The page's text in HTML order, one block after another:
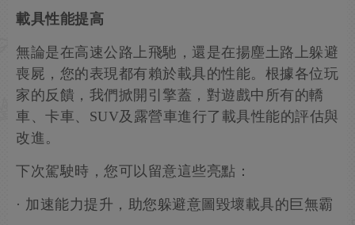
載具性能提高
無論是在高速公路上飛馳，還是在揚塵土路上躲避
喪屍，您的表現都有賴於載具的性能。根據各位玩
家的反饋，我們掀開引擎蓋，對遊戲中所有的轎
車、卡車、SUV及露營車進行了載具性能的評估與
改進。
下次駕駛時，您可以留意這些亮點：
· 加速能力提升，助您躲避意圖毀壞載具的巨無霸